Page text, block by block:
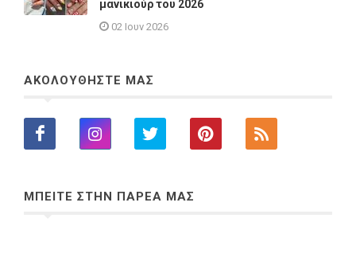
μανικιούρ του 2026
02 Ιουν 2026
ΑΚΟΛΟΥΘΗΣΤΕ ΜΑΣ
ΜΠΕΙΤΕ ΣΤΗΝ ΠΑΡΕΑ ΜΑΣ